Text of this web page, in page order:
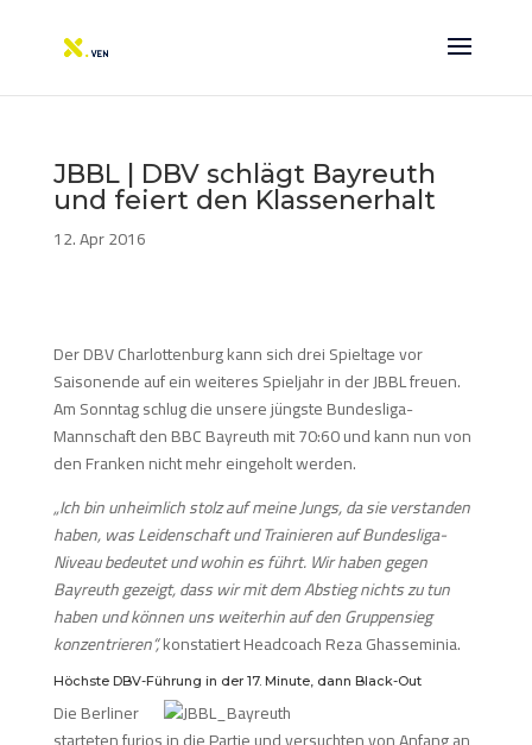
JBBL | DBV schlägt Bayreuth
und feiert den Klassenerhalt
12. Apr 2016
Der DBV Charlottenburg kann sich drei Spieltage vor
Saisonende auf ein weiteres Spieljahr in der JBBL freuen.
Am Sonntag schlug die unsere jüngste Bundesliga-
Mannschaft den BBC Bayreuth mit 70:60 und kann nun von
den Franken nicht mehr eingeholt werden.
„Ich bin unheimlich stolz auf meine Jungs, da sie verstanden
haben, was Leidenschaft und Trainieren auf Bundesliga-
Niveau bedeutet und wohin es führt. Wir haben gegen
Bayreuth gezeigt, dass wir mit dem Abstieg nichts zu tun
haben und können uns weiterhin auf den Gruppensieg
konzentrieren“,konstatiert Headcoach Reza Ghasseminia.
Höchste DBV-Führung in der 17. Minute, dann Black-Out
Die Berliner